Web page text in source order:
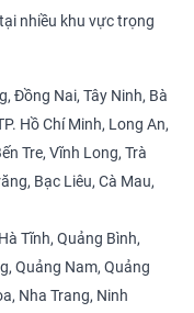
nhiều khu vực trọng
Đồng Nai, Tây Ninh, Bà
Hồ Chí Minh, Long An,
Tre, Vĩnh Long, Trà
Bạc Liêu, Cà Mau,
Tĩnh, Quảng Bình,
Quảng Nam, Quảng
Nha Trang, Ninh